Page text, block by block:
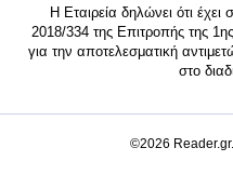
Η Εταιρεία δηλώνει ότι
2018/334 της Επιτροπής της
για την αποτελεσματική
στο
©2026